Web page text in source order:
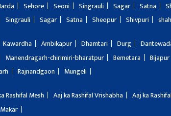
Sehore Seoni Singrauli Sagar Satna
Singrauli Sagar Satna Sheopur Shivpuri
Kawardha Ambikapur Dhamtari Durg
Manendragarh-chirimiri-bharatpur Bemetara Bijapur
Rajnandgaon Mungeli
Rashifal Mesh Aaj ka Rashifal Vrishabha Aaj ka